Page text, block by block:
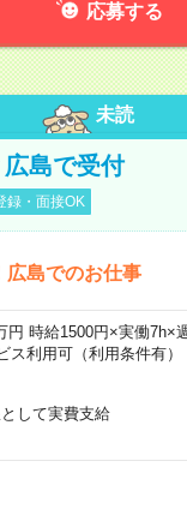
応募する
未読
島で受付
録・面接OK
広島でのお仕事
時給1500円×実働7h×
利用可（利用条件有）
して実費支給